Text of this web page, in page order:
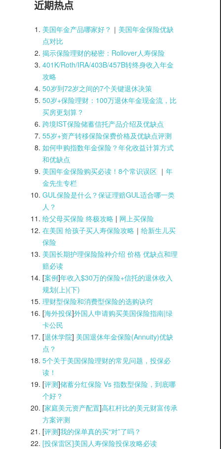
近期热点
美国年金产品哪家好？ ｜ 美国年金保险优缺
点对比
揭示保险理财的秘密：Rollover人寿保险
401K/Roth/IRA/403B/457B转终身收入年金
攻略
50岁到72岁之间的7个关键退休决策
50岁+保险理财：100万退休年金现金流，比
买房更划算？
跨境IST保险储蓄信托产品介绍及优缺点
55岁+资产转移保险保费价格及优缺点评测
如何申购指数年金保险？年化收益计算方式
和优缺点
美国年金保险购买必读！8个常识误区 ｜ 年
金先生专栏
GUL保险是什么？保证理赔GUL适合哪一类
人？
给父母买保险 终极攻略 | 网上买保险
在美国 给孩子买人寿保险攻略 ｜ 给新生儿买
保险
美国长期护理保险险种介绍 价格 优缺点和理
赔必读
[案例]年收入$30万的保险+信托的退休收入
规划(上)(下)
理财型保险和消费型保险的选购诀窍
[海外投保]外国人申请购买美国保险指南|绿
卡公民
[退休学院] 美国退休年金保险(Annuity)优缺
点？
5个关于美国保险理财的常见问题，投保必
读！
[评测]储蓄分红保险 Vs 指数型保险，到底哪
个好？
[家庭美元资产配置]高杠杆比的美元财富传承
方案评测
[评测]我的保单真的买“对”了吗？
[投保雷区]美国人寿保险投保攻略必读